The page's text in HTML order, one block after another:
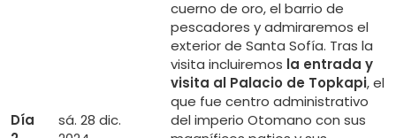
Día
sá. 28 dic.
cuerno de oro, el barrio de
pescadores y admiraremos el
exterior de Santa Sofía. Tras la
visita incluiremos la entrada y
visita al Palacio de Topkapi, el
que fue centro administrativo
del imperio Otomano con sus